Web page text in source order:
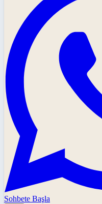
Sohbete Başla